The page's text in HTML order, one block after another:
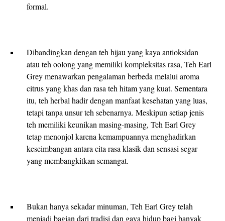
formal.
Dibandingkan dengan teh hijau yang kaya antioksidan
atau teh oolong yang memiliki kompleksitas rasa, Teh Earl
Grey menawarkan pengalaman berbeda melalui aroma
citrus yang khas dan rasa teh hitam yang kuat. Sementara
itu, teh herbal hadir dengan manfaat kesehatan yang luas,
tetapi tanpa unsur teh sebenarnya. Meskipun setiap jenis
teh memiliki keunikan masing-masing, Teh Earl Grey
tetap menonjol karena kemampuannya menghadirkan
keseimbangan antara cita rasa klasik dan sensasi segar
yang membangkitkan semangat.
Bukan hanya sekadar minuman, Teh Earl Grey telah
menjadi bagian dari tradisi dan gaya hidup bagi banyak